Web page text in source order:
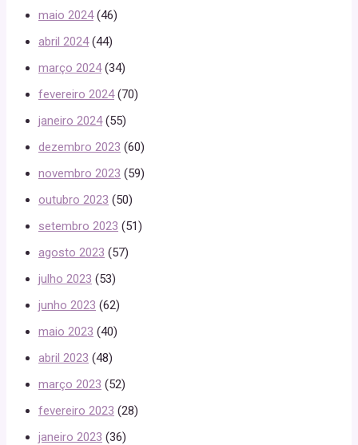
maio 2024(46)
abril 2024(44)
março 2024(34)
fevereiro 2024(70)
janeiro 2024(55)
dezembro 2023 (60)
novembro 2023 (59)
outubro 2023 (50)
setembro 2023 (51)
agosto 2023 (57)
julho 2023 (53)
junho 2023 (62)
maio 2023 (40)
abril 2023 (48)
março 2023 (52)
fevereiro 2023 (28)
janeiro 2023 (36)